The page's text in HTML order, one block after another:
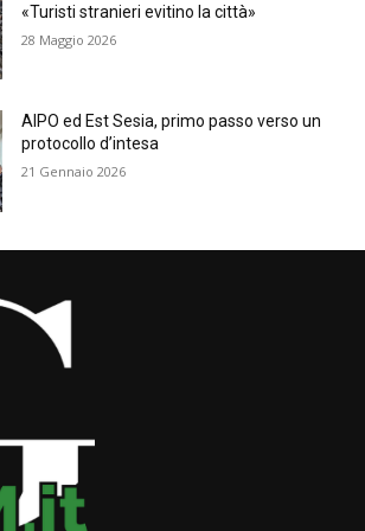
«Turisti stranieri evitino la città»
28 Maggio 2026
AIPO ed Est Sesia, primo passo verso un
protocollo d’intesa
21 Gennaio 2026